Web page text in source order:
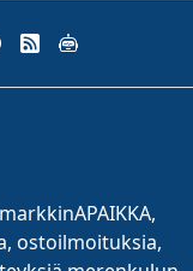
ostoilmoituksia,